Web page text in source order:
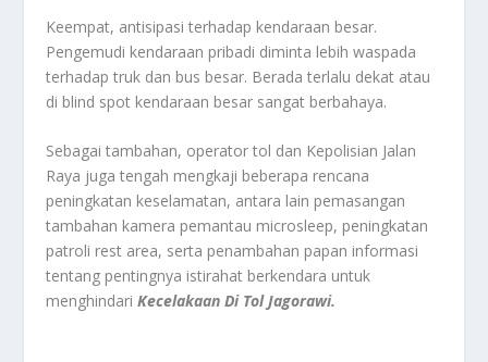
Keempat, antisipasi terhadap kendaraan besar.
Pengemudi kendaraan pribadi diminta lebih waspada
terhadap truk dan bus besar. Berada terlalu dekat atau
di blind spot kendaraan besar sangat berbahaya.
Sebagai tambahan, operator tol dan Kepolisian Jalan
Raya juga tengah mengkaji beberapa rencana
peningkatan keselamatan, antara lain pemasangan
tambahan kamera pemantau microsleep, peningkatan
patroli rest area, serta penambahan papan informasi
tentang pentingnya istirahat berkendara untuk
menghindariKecelakaan Di Tol Jagorawi.